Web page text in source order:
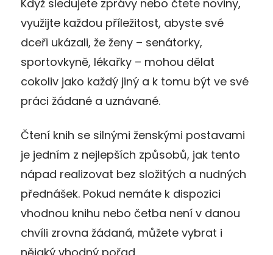
Když sledujete zprávy nebo čtete noviny,
využijte každou příležitost, abyste své
dceři ukázali, že ženy – senátorky,
sportovkyně, lékařky – mohou dělat
cokoliv jako každý jiný a k tomu být ve své
práci žádané a uznávané.
Čtení knih se silnými ženskými postavami
je jedním z nejlepších způsobů, jak tento
nápad realizovat bez složitých a nudných
přednášek. Pokud nemáte k dispozici
vhodnou knihu nebo četba není v danou
chvíli zrovna žádaná, můžete vybrat i